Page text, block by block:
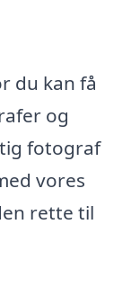
du kan få
og
fotograf
vores
rette til